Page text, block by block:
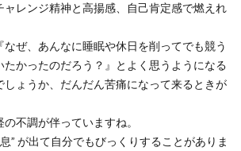
ャレンジ精神と高揚感、自己肯定感で燃えれ
ぜ、あんなに睡眠や休日を削ってでも競う
たかったのだろう？』とよく思うようになる
しょうか、だんだん苦痛になって来るときが
不調が伴っていますね。
” が出て自分でもびっくりすることがありま